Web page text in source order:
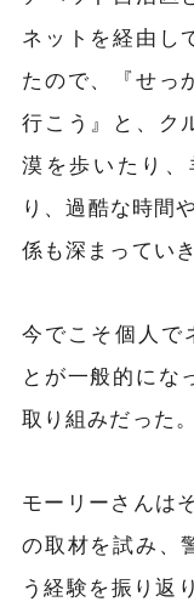
ネットを経由し
たので、『せっ
行こう』と、ク
漠を歩いたり
り、過酷な時間
係も深まってい
今でこそ個人
とが一般的にな
取り組みだった。
モーリーさんは
の取材を試み、
う経験を振り返